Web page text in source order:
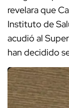
revelara que
Instituto de
acudió al
han decidido